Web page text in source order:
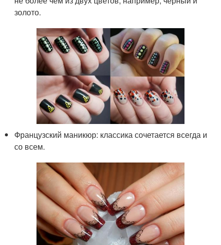
золото.
Французский маникюр: классика сочетается всегда и
со всем.